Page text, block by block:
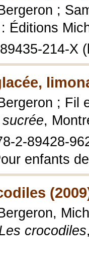
;
Éditions
214-X
; Fil
,
2-89428-
enfants
crocodiles